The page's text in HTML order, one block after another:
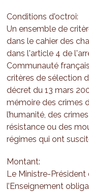
Conditions d'octroi:
Un ensemble de
dans le cahier des
dans l'article 4 de
Communauté
critères de sélection
décret du 13 mars
mémoire des crimes
l’humanité, des
résistance ou des
régimes qui ont
Montant:
Le Ministre-
l’Enseignement